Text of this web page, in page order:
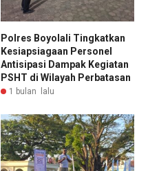
Polres Boyolali Tingkatkan
Kesiapsiagaan Personel
Antisipasi Dampak Kegiatan
PSHT di Wilayah Perbatasan
1 bulan lalu